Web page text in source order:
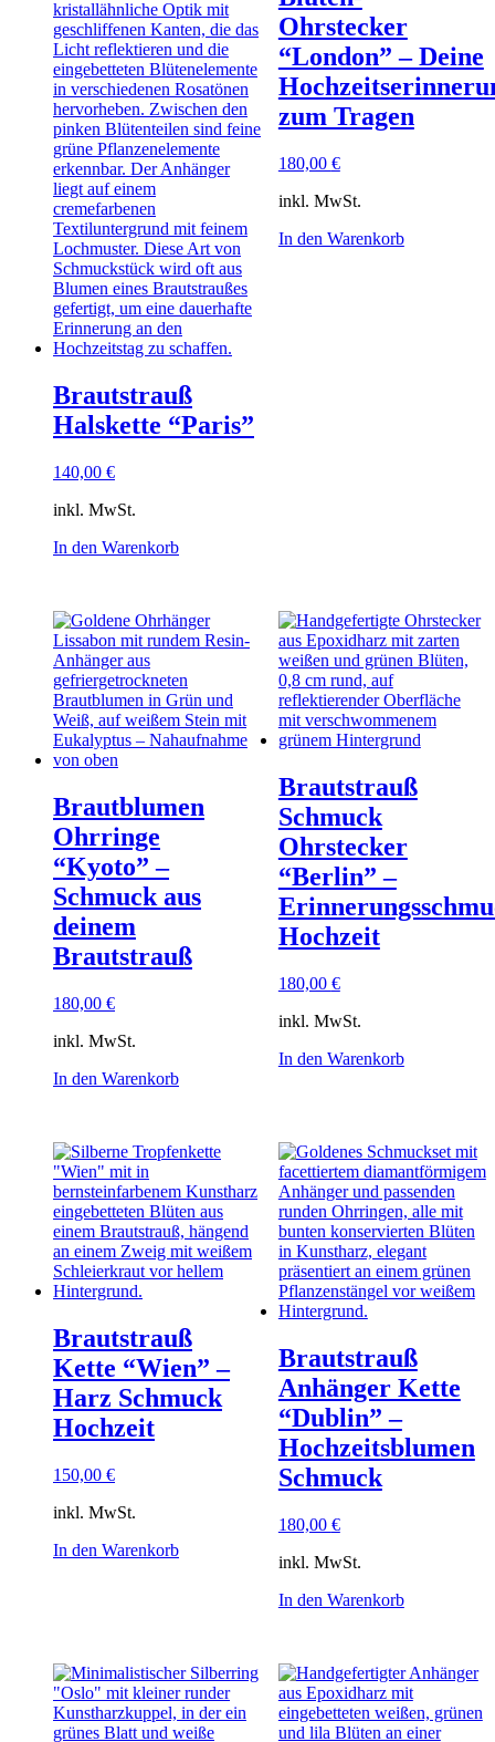
Brautstrauß
Halskette “Paris”
140,00 €
inkl. MwSt.
In den Warenkorb
Ohrstecker
“London” – Deine
zum Tragen
180,00 €
inkl. MwSt.
In den Warenkorb
Brautblumen
Ohrringe
“Kyoto” –
Schmuck aus
deinem
Brautstrauß
180,00 €
inkl. MwSt.
In den Warenkorb
Brautstrauß
Schmuck
Ohrstecker
“Berlin” –
Hochzeit
180,00 €
inkl. MwSt.
In den Warenkorb
Brautstrauß
Kette “Wien” –
Harz Schmuck
Hochzeit
150,00 €
inkl. MwSt.
In den Warenkorb
Brautstrauß
Anhänger Kette
“Dublin” –
Hochzeitsblumen
Schmuck
180,00 €
inkl. MwSt.
In den Warenkorb